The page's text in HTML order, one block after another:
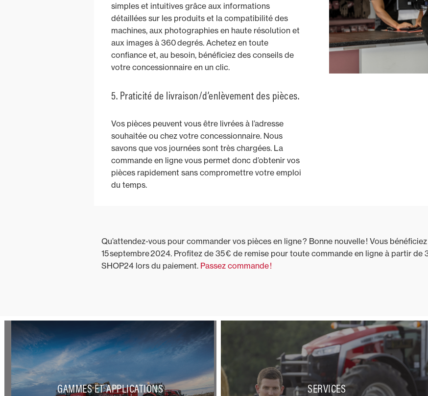
simples et intuitives grâce aux informations
détaillées sur les produits et la compatibilité des
machines, aux photographies en haute résolution et
aux images à 360 degrés. Achetez en toute
confiance et, au besoin, bénéficiez des conseils de
votre concessionnaire en un clic.
5. Praticité de livraison/d’enlèvement des pièces.
Vos pièces peuvent vous être livrées à l’adresse
souhaitée ou chez votre concessionnaire. Nous
savons que vos journées sont très chargées. La
commande en ligne vous permet donc d’obtenir vos
pièces rapidement sans compromettre votre emploi
du temps.
Qu’attendez-vous pour commander vos pièces en ligne ? Bonne nouvelle ! Vous bénéficiez
15 septembre 2024. Profitez de 35 € de remise pour toute commande en ligne à partir de
SHOP24 lors du paiement. Passez commande !
GAMMES ET APPLICATIONS SERVICES